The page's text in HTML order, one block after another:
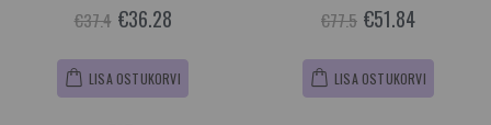
€37.4 €36.28
LISA OSTUKORVI
€77.5 €51.84
LISA OSTUKORVI